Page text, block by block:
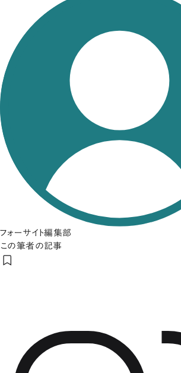
フォーサイト編集部
この筆者の記事